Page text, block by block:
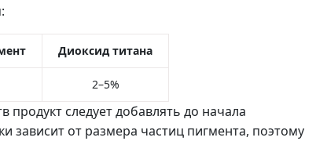
Диоксид титана
2–5%
следует добавлять до начала
зависит от размера частиц пигмента, поэтому